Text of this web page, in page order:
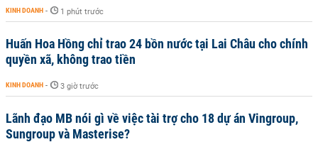
KINH DOANH - 1 phút trước
Huấn Hoa Hồng chỉ trao 24 bồn nước tại Lai Châu cho chính
quyền xã, không trao tiền
KINH DOANH - 3 giờ trước
Lãnh đạo MB nói gì về việc tài trợ cho 18 dự án Vingroup,
Sungroup và Masterise?